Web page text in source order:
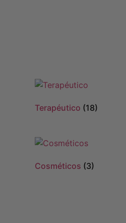
Terapéutico (18)
Cosméticos (3)